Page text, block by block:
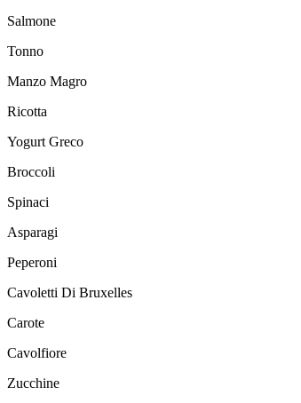
Salmone
Tonno
Manzo Magro
Ricotta
Yogurt Greco
Broccoli
Spinaci
Asparagi
Peperoni
Cavoletti Di Bruxelles
Carote
Cavolfiore
Zucchine